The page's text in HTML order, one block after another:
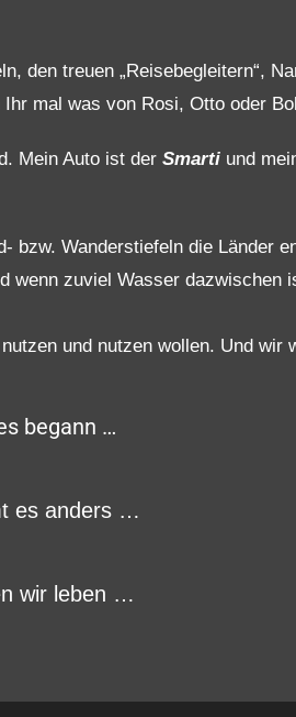
den treuen „Reisebegleitern“,
mal was von Rosi, Otto oder
Mein Auto ist der Smarti und
bzw. Wanderstiefeln die Länder
wenn zuviel Wasser dazwischen
und nutzen wollen. Und wir
begann …
es anders …
wir leben …